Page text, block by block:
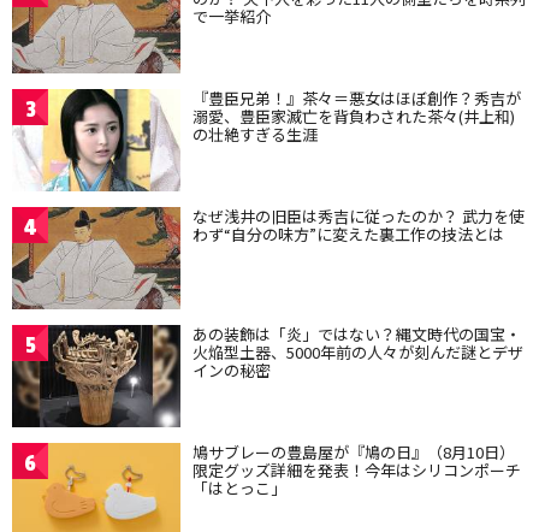
で一挙紹介
3 『豊臣兄弟！』茶々＝悪女はほぼ創作？秀吉が
溺愛、豊臣家滅亡を背負わされた茶々(井上和)
の壮絶すぎる生涯
4 なぜ浅井の旧臣は秀吉に従ったのか？ 武力を使
わず“自分の味方”に変えた裏工作の技法とは
5 あの装飾は「炎」ではない？縄文時代の国宝・
火焔型土器、5000年前の人々が刻んだ謎とデザ
インの秘密
6 鳩サブレーの豊島屋が『鳩の日』（8月10日）
限定グッズ詳細を発表！今年はシリコンポーチ
「はとっこ」